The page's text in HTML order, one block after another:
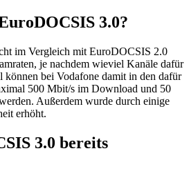
3.0?
im Vergleich mit EuroDOCSIS 2.0
je nachdem wieviel Kanäle dafür
bei Vodafone damit in den dafür
500 Mbit/s im Download und 50
Außerdem wurde durch einige
erhöht.
3.0 bereits